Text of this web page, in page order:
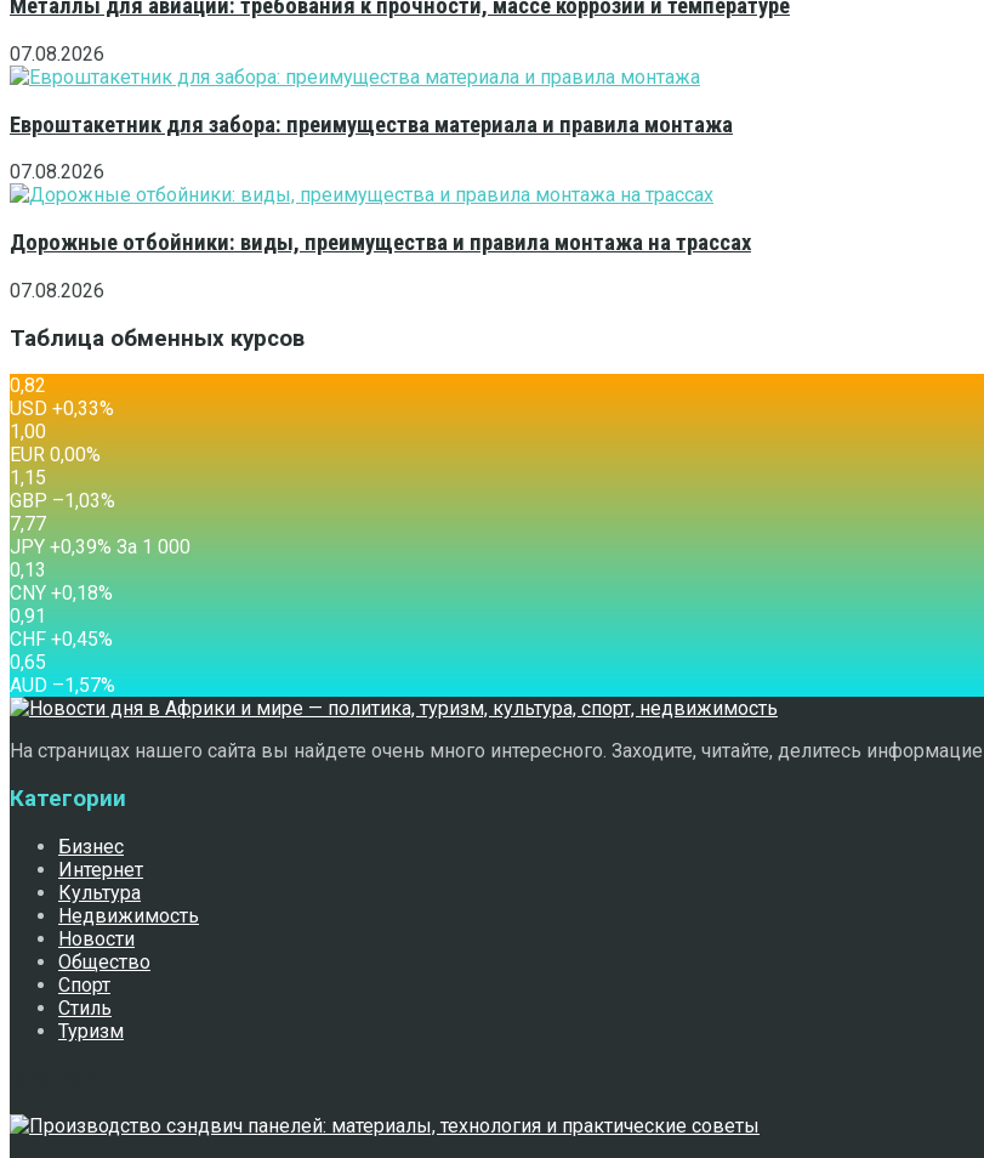
Металлы для авиации: требования к прочности, массе коррозии и температуре
07.08.2026
Евроштакетник для забора: преимущества материала и правила монтажа
07.08.2026
Дорожные отбойники: виды, преимущества и правила монтажа на трассах
07.08.2026
Таблица обменных курсов
0,82
USD +0,33%
1,00
EUR 0,00%
1,15
GBP –1,03%
7,77
JPY +0,39% За 1 000
0,13
CNY +0,18%
0,91
CHF +0,45%
0,65
AUD –1,57%
На страницах нашего сайта вы найдете очень много интересного. Заходите, читайте, делитесь
Категории
Бизнес
Интернет
Культура
Недвижимость
Новости
Общество
Спорт
Стиль
Туризм